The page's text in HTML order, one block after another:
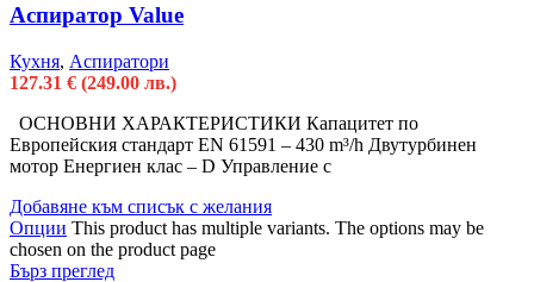
Аспиратор Value
Кухня, Аспиратори
127.31 € (249.00 лв.)
ОСНОВНИ ХАРАКТЕРИСТИКИ Капацитет по
Европейския стандарт EN 61591 – 430 m³/h Двутурбинен
мотор Енергиен клас – D Управление с
Добавяне към списък с желания
Опции This product has multiple variants. The options may be
chosen on the product page
Бърз преглед